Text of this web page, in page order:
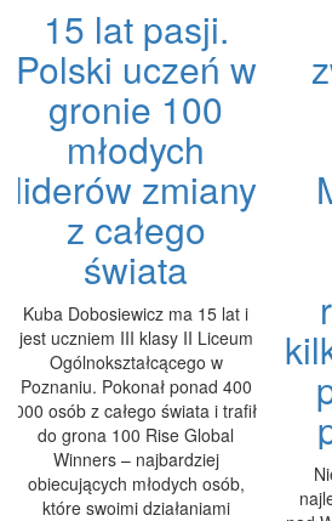
15 lat pasji.
Polski uczeń w
gronie 100
młodych
liderów zmiany
z całego
świata
Kuba Dobosiewicz ma 15 lat i
jest uczniem III klasy II Liceum
Ogólnokształcącego w
Poznaniu. Pokonał ponad 400
000 osób z całego świata i trafił
do grona 100 Rise Global
Winners – najbardziej
obiecujących młodych osób,
które swoimi działaniami